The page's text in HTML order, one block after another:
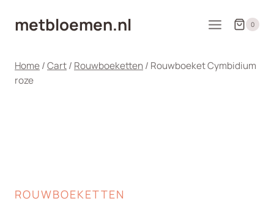
naarmetbloemen.nl 0
Home/Cart/ Rouwboeketten/ Rouwboeket Cymbidium
roze
ROUWBOEKETTEN